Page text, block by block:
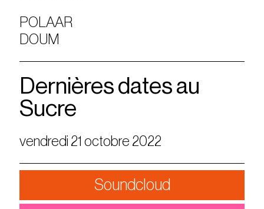
POLAAR
DOUM
Dernières dates au
Sucre
vendredi 21 octobre 2022
Soundcloud